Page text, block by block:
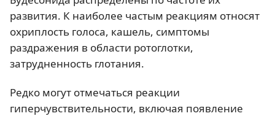
развития. К наиболее частым реакциям относят
охриплость голоса, кашель, симптомы
раздражения в области ротоглотки,
затрудненность глотания.
Редко могут отмечаться реакции
гиперчувствительности, включая появление